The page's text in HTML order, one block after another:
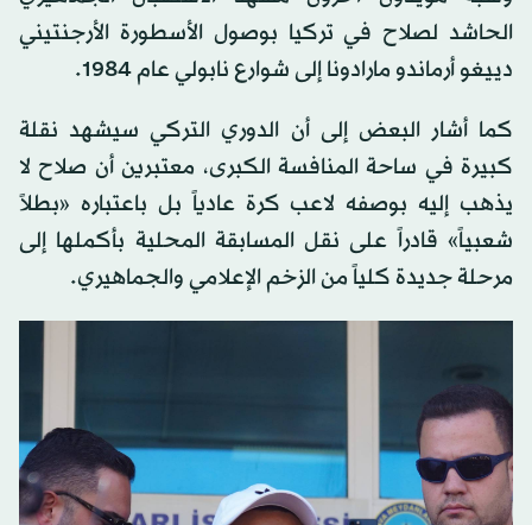
الحاشد لصلاح في تركيا بوصول الأسطورة الأرجنتيني
دييغو أرماندو مارادونا إلى شوارع نابولي عام 1984.
كما أشار البعض إلى أن الدوري التركي سيشهد نقلة
كبيرة في ساحة المنافسة الكبرى، معتبرين أن صلاح لا
يذهب إليه بوصفه لاعب كرة عادياً بل باعتباره «بطلاً
شعبياً» قادراً على نقل المسابقة المحلية بأكملها إلى
مرحلة جديدة كلياً من الزخم الإعلامي والجماهيري.